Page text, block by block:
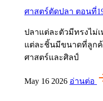
ศาสตร์ตัดปลา ตอนที่
ปลาแต่ละตัวมีทรงไม่
แต่ละชิ้นมีขนาดที่ลูกค้
ศาสตร์และศิลป์
May 16 2026 อ่านต่อ